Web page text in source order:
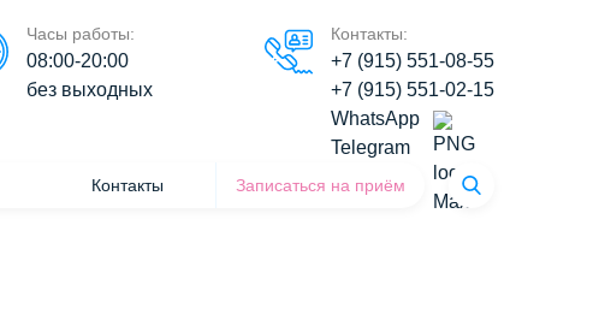
Часы работы:
08:00-20:00
без выходных
Контакты:
+7 (915) 551-08-55
+7 (915) 551-02-15
WhatsApp
Telegram
Контакты Записаться на приём